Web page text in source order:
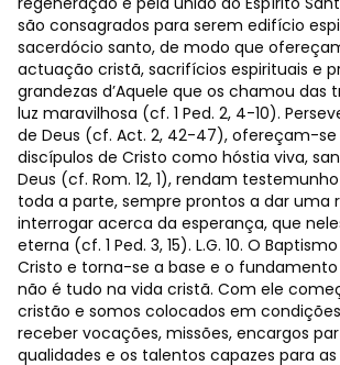
são consagrados para serem edifício
sacerdócio santo, de modo que
actuação cristã, sacrifícios espirituais e
grandezas d’Aquele que os chamou das
luz maravilhosa (cf. 1 Ped. 2, 4-10).
de Deus (cf. Act. 2, 42-47), ofereçam-se
discípulos de Cristo como hóstia viva,
Deus (cf. Rom. 12, 1), rendam
toda a parte, sempre prontos a dar uma
interrogar acerca da esperança, que
eterna (cf. 1 Ped. 3, 15). L.G. 10. O
Cristo e torna-se a base e o
não é tudo na vida cristã. Com ele
cristão e somos colocados em
receber vocações, missões, encargos
qualidades e os talentos capazes para